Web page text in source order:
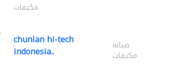
مكيفات
chunlan hi-tech
indonesia.. صيانة
مكيفات